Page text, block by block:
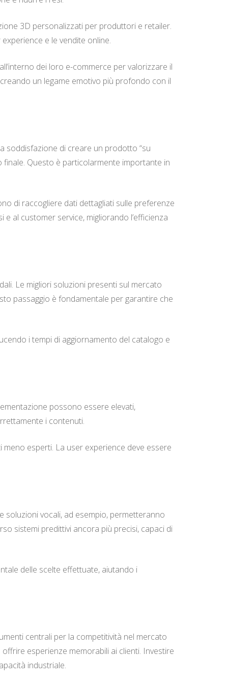
3D personalizzati per produttori e retailer.
e le vendite online.
dei loro e-commerce per valorizzare il
un legame emotivo più profondo con il
soddisfazione di creare un prodotto “su
Questo è particolarmente importante in
di raccogliere dati dettagliati sulle preferenze
al customer service, migliorando l’efficienza
Le migliori soluzioni presenti sul mercato
passaggio è fondamentale per garantire che
i tempi di aggiornamento del catalogo e
possono essere elevati,
i contenuti.
meno esperti. La user experience deve essere
vocali, ad esempio, permetteranno
sistemi predittivi ancora più precisi, capaci di
delle scelte effettuate, aiutando i
centrali per la competitività nel mercato
esperienze memorabili ai clienti. Investire
industriale.